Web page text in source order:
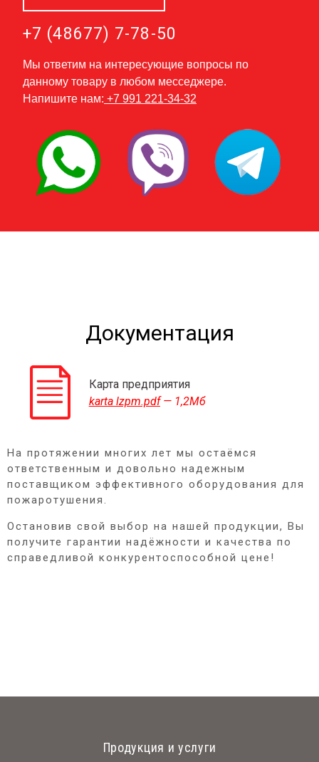
+7 (48677) 7-78-50
Мы ответим на интересующие вопросы по
данному товару в любом месседжере.
Напишите нам: +7 991 221-34-32
Документация
Карта предприятия
karta lzpm.pdf— 1,2Мб
На протяжении многих лет мы остаёмся
ответственным и довольно надежным
поставщиком эффективного оборудования для
пожаротушения.
Остановив свой выбор на нашей продукции, Вы
получите гарантии надёжности и качества по
справедливой конкурентоспособной цене!
Продукция и услуги